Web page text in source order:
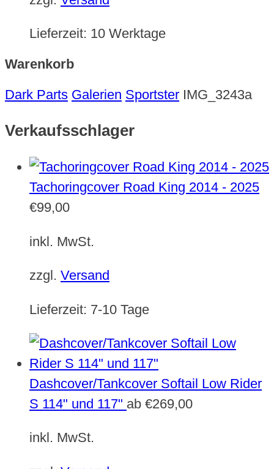
Lieferzeit: 10 Werktage
Warenkorb
Dark Parts Galerien Sportster IMG_3243a
Verkaufsschlager
Tachoringcover Road King 2014 - 2025
€99,00
inkl. MwSt.
zzgl. Versand
Lieferzeit: 7-10 Tage
Dashcover/Tankcover Softail Low Rider
S 114" und 117" ab €269,00
inkl. MwSt.